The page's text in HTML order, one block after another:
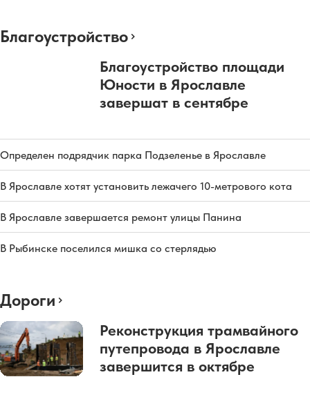
Благоустройство
Благоустройство площади
Юности в Ярославле
завершат в сентябре
Определен подрядчик парка Подзеленье в Ярославле
В Ярославле хотят установить лежачего 10-метрового кота
В Ярославле завершается ремонт улицы Панина
В Рыбинске поселился мишка со стерлядью
Дороги
Реконструкция трамвайного
путепровода в Ярославле
завершится в октябре